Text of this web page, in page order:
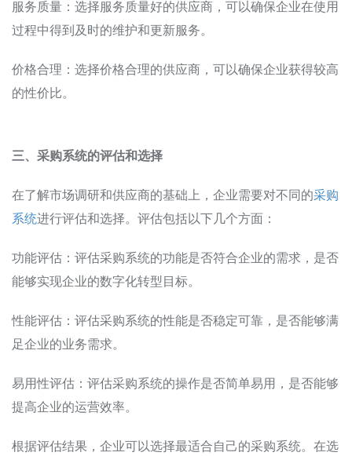
服务质量：选择服务质量好的供应商，可以确保企业在使用
过程中得到及时的维护和更新服务。
价格合理：选择价格合理的供应商，可以确保企业获得较高
的性价比。
三、采购系统的评估和选择
在了解市场调研和供应商的基础上，企业需要对不同的采购
系统进行评估和选择。评估包括以下几个方面：
功能评估：评估采购系统的功能是否符合企业的需求，是否
能够实现企业的数字化转型目标。
性能评估：评估采购系统的性能是否稳定可靠，是否能够满
足企业的业务需求。
易用性评估：评估采购系统的操作是否简单易用，是否能够
提高企业的运营效率。
根据评估结果，企业可以选择最适合自己的采购系统。在选